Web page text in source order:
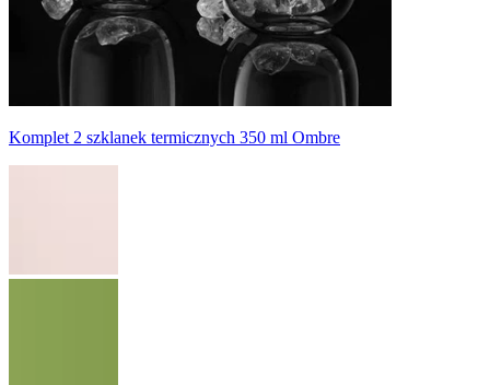
Komplet 2 szklanek termicznych 350 ml Ombre